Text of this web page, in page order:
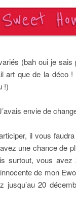
(bah oui je
art que de la déco
!)
envie de
il vous
une chance de
surtout, vous
de mon
jusqu’au 20